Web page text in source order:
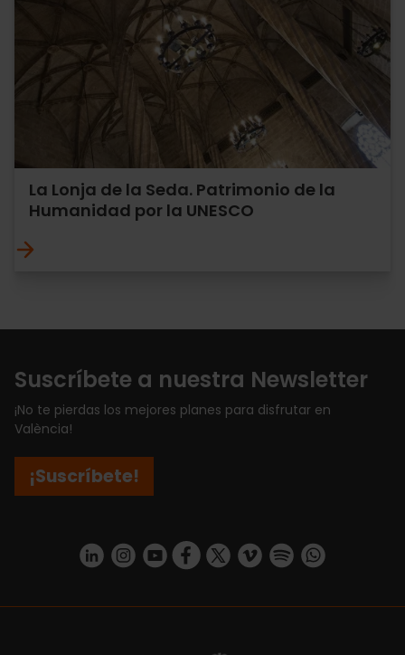
La Lonja de la Seda. Patrimonio de la
Humanidad por la UNESCO
Suscríbete a nuestra Newsletter
¡No te pierdas los mejores planes para disfrutar en
València!
¡Suscríbete!
https://www.linkedin.com/company/turismo-valencia/mycompany/
https://www.instagram.com/visit_valencia/
https://www.youtube.com/user/
https://www.facebook.com/
https://twitter.com/
https://vimeo.com/
https://https://api.whatsapp.com/